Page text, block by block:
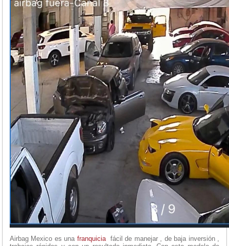
Airbag Mexico es una franquiciafácil de manejar , de baja inversión ,